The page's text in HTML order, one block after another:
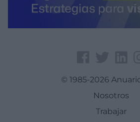
© 1985-2026
Nosotros
Trabajar